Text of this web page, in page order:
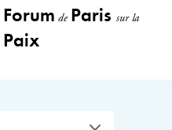
Forum de Parissur la
Paix